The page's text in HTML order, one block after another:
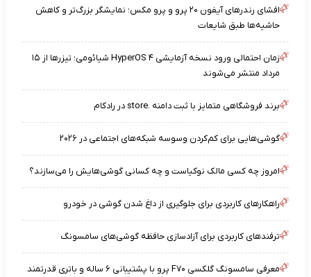
افشای رندرهای آیفون ۲۰ پرو و پرو مکس؛ نمایشگر بزرگ‌تر و کاهش
حاشیه‌ها طبق شایعات
زمان احتمالی ورود نسخه آزمایشی HyperOS ۴ شیائومی؛ تیزرها از ۱۵
مرداد منتشر می‌شوند
برند فروشگاهی متمایز با ثبت دامنه .store در رادکام
گوشی‌هایی برای کم‌کردن وسوسه شبکه‌های اجتماعی در ۲۰۲۶
امروز چه کسی مالک نوکیاست و چه کسانی گوشی‌هایش را می‌سازند؟
راهکارهای کاربردی برای جلوگیری از داغ شدن گوشی در خودرو
ترفندهای کاربردی برای آزادسازی حافظه گوشی‌های سامسونگ
معرفی سامسونگ گلکسی F۷۰ پرو با پشتیبانی ۶ ساله و باتری قدرتمند